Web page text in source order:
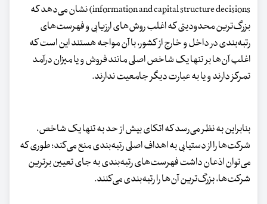
information and capital structure decisions) نشان می‌دهد که
بزرگ‌ترین محدودیتی که اغلب روش‌های ارزیابی و فهرست‌های
رتبه‌بندی در داخل و خارج از کشور، با آن مواجه هستند این است که
اغلب آن‌ها بر تنها یک شاخص اصلی مانند فروش و یا میزان درآمد
تمرکز دارند و یا به عبارت دیگر جامعیت ندارند.
بنابراین به نظر می‌رسد که اتکای بیش از حد به تنها یک شاخص،
شرکت‌ها را از دستیابی به اهداف اصلی رتبه‌بندی منع می‌کند؛ طوری که
می‌توان اذعان داشت فهرست‌های رتبه‌بندی به جای تعیین برترین
شرکت‌ها، بزرگ‌ترین آن‌ها را رتبه‌بندی می‌کنند.